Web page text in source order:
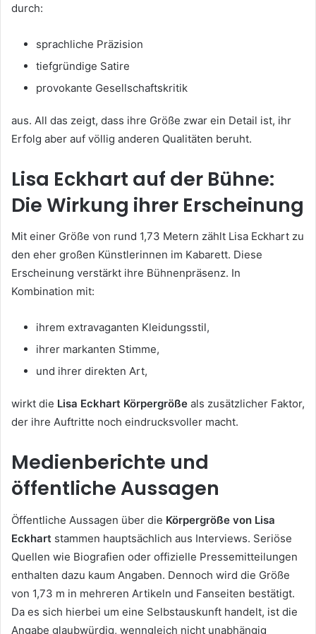
durch:
sprachliche Präzision
tiefgründige Satire
provokante Gesellschaftskritik
aus. All das zeigt, dass ihre Größe zwar ein Detail ist, ihr
Erfolg aber auf völlig anderen Qualitäten beruht.
Lisa Eckhart auf der Bühne:
Die Wirkung ihrer Erscheinung
Mit einer Größe von rund 1,73 Metern zählt Lisa Eckhart zu
den eher großen Künstlerinnen im Kabarett. Diese
Erscheinung verstärkt ihre Bühnenpräsenz. In
Kombination mit:
ihrem extravaganten Kleidungsstil,
ihrer markanten Stimme,
und ihrer direkten Art,
wirkt die Lisa Eckhart Körpergröße als zusätzlicher Faktor,
der ihre Auftritte noch eindrucksvoller macht.
Medienberichte und
öffentliche Aussagen
Öffentliche Aussagen über die Körpergröße von Lisa
Eckhart stammen hauptsächlich aus Interviews. Seriöse
Quellen wie Biografien oder offizielle Pressemitteilungen
enthalten dazu kaum Angaben. Dennoch wird die Größe
von 1,73 m in mehreren Artikeln und Fanseiten bestätigt.
Da es sich hierbei um eine Selbstauskunft handelt, ist die
Angabe glaubwürdig, wenngleich nicht unabhängig